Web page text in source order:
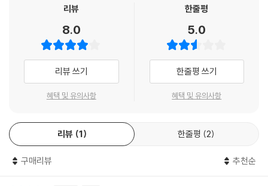
___3.5.1 강화학습 표기법(notation)
___3.5.2 Model-based vs. Model-free
___3.5.3 예측(prediction)과 제어(control)
___3.5.5 On-policy vs. Off-policy
___3.5.6 이용(exploitation)과 탐험(exploration)
3.6 주요 강화학습 기법
___3.6.2 시간차 학습(temporal-difference learning, TD)
___3.6.3 Q-러닝(Q-learning, QL)과 DQN(deep Q-network)
___3.6.4 정책 경사(policy gradient, PG)
리뷰
8.0
리뷰 쓰기
혜택 및 유의사항
한줄평
5.0
한줄평 쓰기
혜택 및 유의사항
리뷰 1 한줄평 2
구매리뷰 추천순